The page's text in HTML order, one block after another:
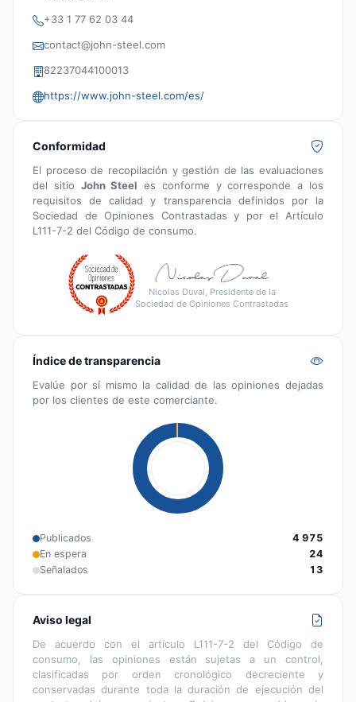
+33 1 77 62 03 44
contact@john-steel.com
82237044100013
https://www.john-steel.com/es/
Conformidad
El proceso de recopilación y gestión de las evaluaciones
del sitio John Steel es conforme y corresponde a los
requisitos de calidad y transparencia definidos por la
Sociedad de Opiniones Contrastadas y por el Artículo
L111-7-2 del Código de consumo.
Nicolas Duval, Presidente de la
Sociedad de Opiniones Contrastadas
Índice de transparencia
Evalúe por sí mismo la calidad de las opiniones dejadas
por los clientes de este comerciante.
Publicados
4 975
En espera
24
Señalados
13
Aviso legal
De acuerdo con el artículo L111-7-2 del Código de
consumo, las opiniones están sujetas a un control,
clasificadas por orden cronológico decreciente y
conservadas durante toda la duración de ejecución del